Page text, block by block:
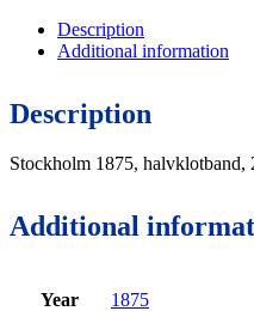
Description
Additional information
Description
Stockholm 1875, halvklotband,
Additional
Year 1875